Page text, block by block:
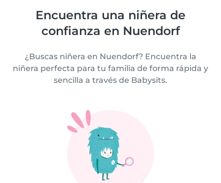
Encuentra una niñera de
confianza en Nuendorf
¿Buscas niñera en Nuendorf? Encuentra la
niñera perfecta para tu familia de forma rápida y
sencilla a través de Babysits.